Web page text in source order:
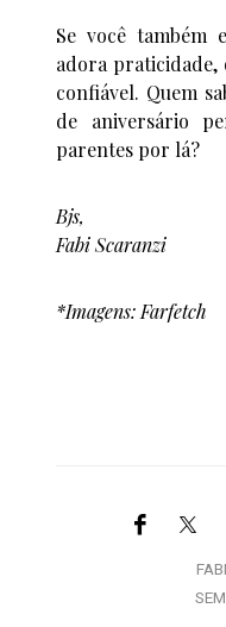
Se você também
adora praticidade,
confiável. Quem
de aniversário
parentes por lá?
Bjs,
Fabi Scaranzi
*Imagens: Farfetch